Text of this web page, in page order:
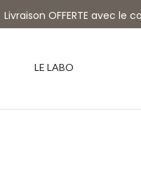
Livraison OFFERTE avec le
LE LABO